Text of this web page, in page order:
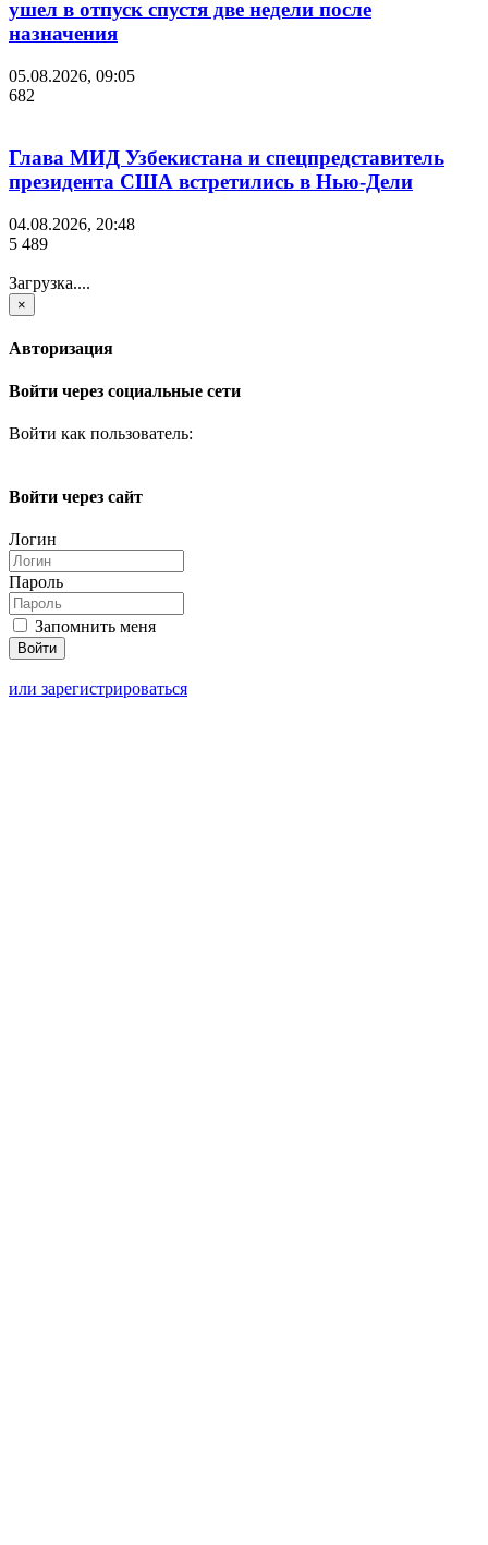
ушел в отпуск спустя две недели после
назначения
05.08.2026, 09:05
682
Глава МИД Узбекистана и спецпредставитель
президента США встретились в Нью-Дели
04.08.2026, 20:48
5 489
Загрузка....
×
Авторизация
Войти через социальные сети
Войти как пользователь:
Войти через сайт
Логин
Пароль
Запомнить меня
или зарегистрироваться